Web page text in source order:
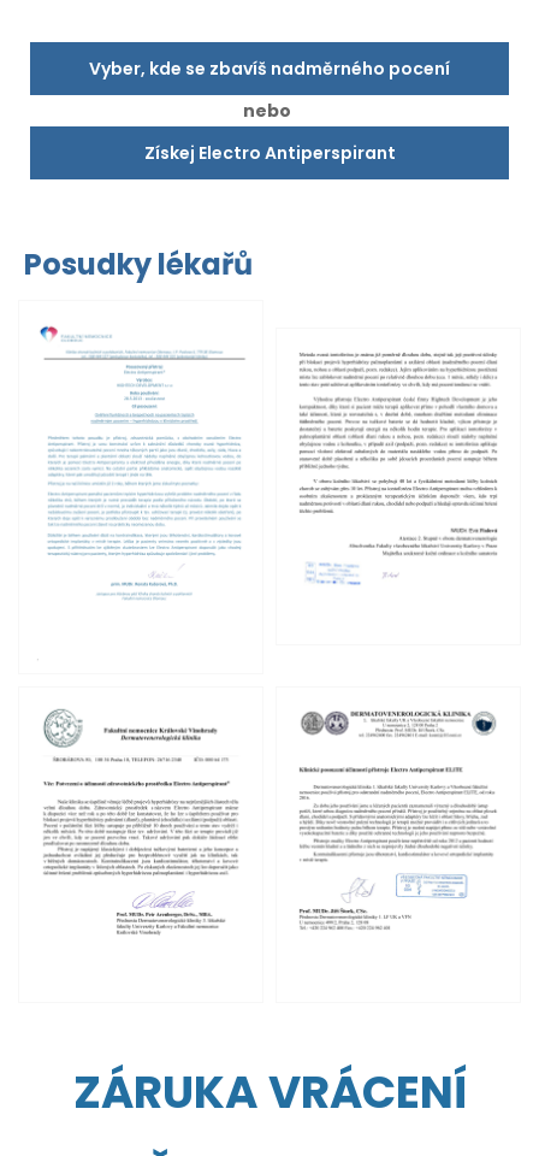
Vyber, kde se zbavíš nadměrného pocení
nebo
Získej Electro Antiperspirant
Posudky lékařů
ZÁRUKA VRÁCENÍ